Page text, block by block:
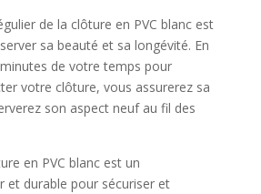
de la clôture en PVC blanc est
sa beauté et sa longévité. En
de votre temps pour
votre clôture, vous assurerez sa
son aspect neuf au fil des
en PVC blanc est un
et durable pour sécuriser et